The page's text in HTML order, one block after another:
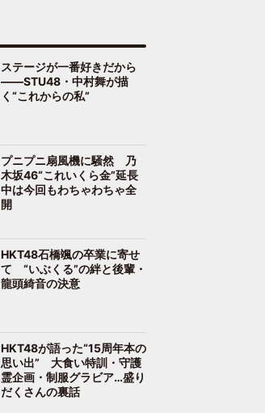
ステージが一番好きだから
――STU48・中村舞が描
く“これからの私”
プニプニ扇風機に騒然 乃
木坂46“これいくら金”延長
中は今回もわちゃわちゃ全
開
HKT48石橋颯の卒業に寄せ
て “いぶくる”の絆と後輩・
龍頭綺音の決意
HKT48が語った“15周年本の
思い出” 大食い特訓・守護
霊企画・制服グラビア…盛り
だくさんの裏話